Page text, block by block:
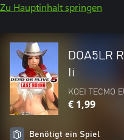
Zu Hauptinhalt springen
DOA5LR
Ii
KOEI TECMO
€ 1,99
Benötigt ein Spiel